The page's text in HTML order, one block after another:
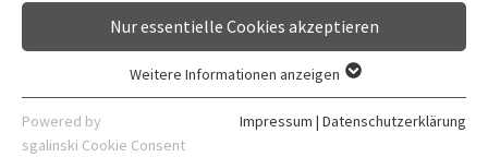
Karriere
Nur essentielle Cookies akzeptieren
Essentielle Cookies werden für grundlegende Funktionen der
Webseite benötigt. Dadurch ist gewährleistet, dass die
Weitere Informationen anzeigen
Powered by
sgalinski Cookie Consent
Impressum | Datenschutzerklärung